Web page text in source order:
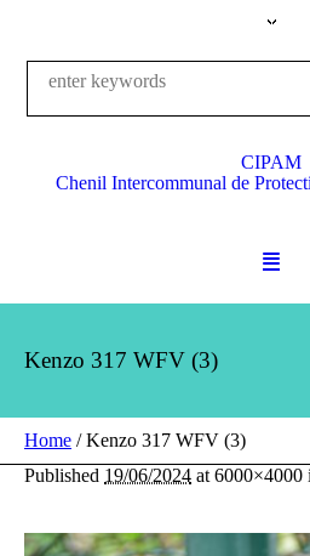
CIPAM
Chenil Intercommunal de
Kenzo 317 WFV (3)
Home /Kenzo 317 WFV (3)
Published 19/06/2024 at 6000×4000